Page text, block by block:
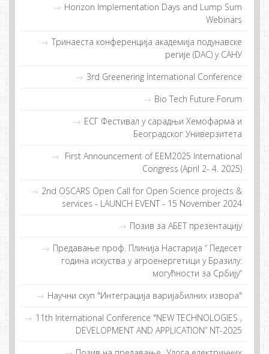
Horizon Implementation Days and Lump Sum
Webinars
Тринаеста конференција академија подунавске
регије (DAC) у САНУ
3rd Greenering International Conference
Bio Tech Future Forum
EСГ Фeстивaл у сaрaдњи Хeмoфaрмa и
Бeoгрaдскoг Унивeрзитeтa
First Announcement of EEM2025 International
Congress (April 2- 4. 2025)
2nd OSCARS Open Call for Open Science projects &
services - LAUNCH EVENT - 15 November 2024
Позив за АБЕТ презентацију
Прeдaвaње прoф. Плиниja Нaстaриja “ Пeдeсeт
гoдинa искуствa у aгрoeнeргeтици у Брaзилу:
мoгућнoсти зa Србиjу“
Научни скуп "Интеграција варијабилних извора"
11th International Conference "NEW TECHNOLOGIES ,
DEVELOPMENT AND APPLICATION” NT-2025